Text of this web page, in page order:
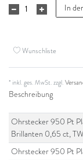
In
Wunschliste
* inkl. ges. MwSt. zzgl.
Beschreibung
Ohrstecker 950 Pt
Brillanten 0,65 ct,
Ohrstecker 950 Pt